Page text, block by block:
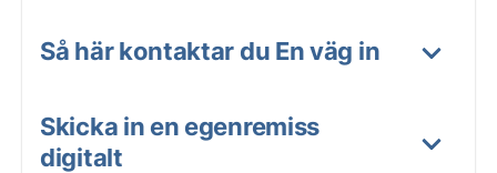
Så här kontaktar du En väg in
Skicka in en egenremiss
digitalt